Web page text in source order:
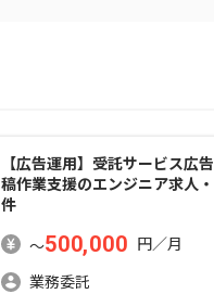
【広告運用】受託サービス広
稿作業支援のエンジニア求人
件
〜500,000 円／月
業務委託